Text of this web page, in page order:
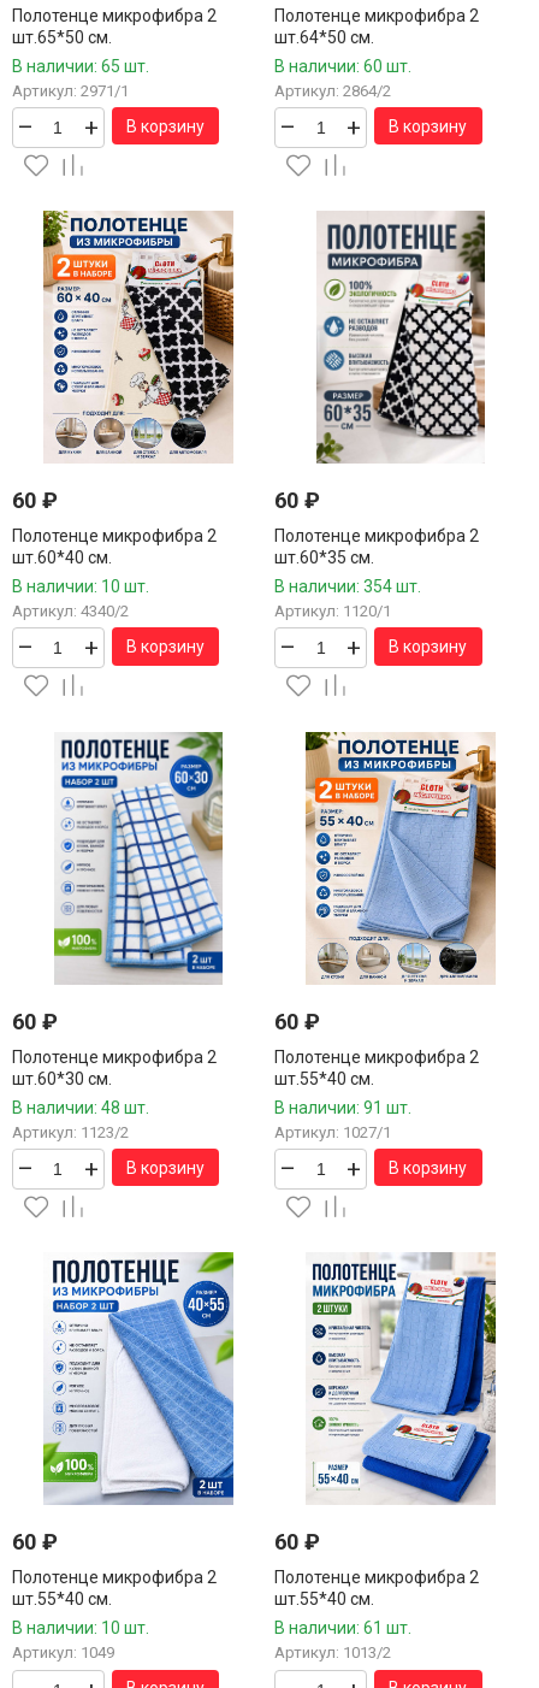
Полотенце микрофибра 2
шт.65*50 см.
В наличии: 65 шт.
Артикул: 2971/1
– + В корзину
Полотенце микрофибра 2
шт.64*50 см.
В наличии: 60 шт.
Артикул: 2864/2
– + В корзину
60 ₽
Полотенце микрофибра 2
шт.60*40 см.
В наличии: 10 шт.
Артикул: 4340/2
– + В корзину
60₽
Полотенце микрофибра 2
шт.60*35 см.
В наличии: 354 шт.
Артикул: 1120/1
– + В корзину
60 ₽
Полотенце микрофибра 2
шт.60*30 см.
В наличии: 48 шт.
Артикул: 1123/2
– + В корзину
60₽
Полотенце микрофибра 2
шт.55*40 см.
В наличии: 91 шт.
Артикул: 1027/1
– + В корзину
60 ₽
Полотенце микрофибра 2
шт.55*40 см.
В наличии: 10 шт.
Артикул: 1049
60₽
Полотенце микрофибра 2
шт.55*40 см.
В наличии: 61 шт.
Артикул: 1013/2